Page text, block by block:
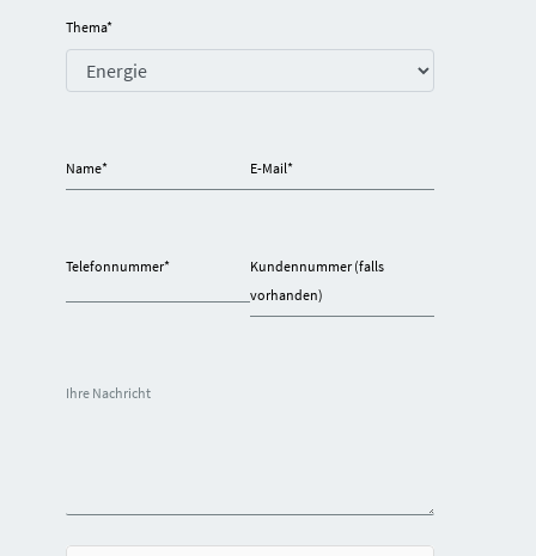
Thema*
Name* E-Mail*
Telefonnummer*
Kundennummer (falls
vorhanden)
Ihre Nachricht